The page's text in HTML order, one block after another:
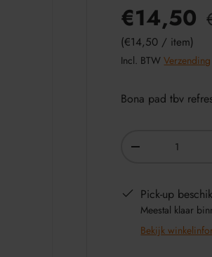
€14,50
Eenheid prijs
€14,50 / item
Incl. BTWVerzending
Bona pad tbv
-
Pick-up
Meestal klaar
Bekijk